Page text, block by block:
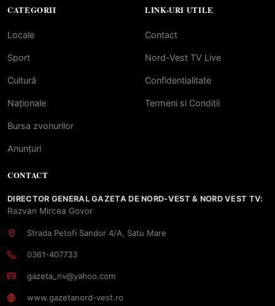
CATEGORII
Locale
Sport
Cultură
Naționale
Bursa zvonurilor
Anunțuri
LINK-URI UTILE
Contact
Nord-Vest TV Live
Confidentialitate
Termeni si Conditii
CONTACT
DIRECTOR GENERAL GAZETA DE NORD-VEST & NORD VEST TV:
Razvan Mircea Govor
Strada Petofi Sandor 4/A, Satu Mare
0361-407733
gazeta_nv@yahoo.com
www.gazetanord-vest.ro